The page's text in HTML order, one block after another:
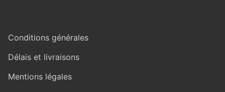
Conditions générales
Délais et livraisons
Mentions légales